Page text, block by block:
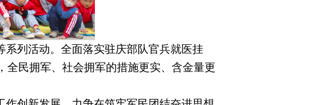
列活动。全面落实驻庆部队官兵就医挂
民拥军、社会拥军的措施更实、含金量更